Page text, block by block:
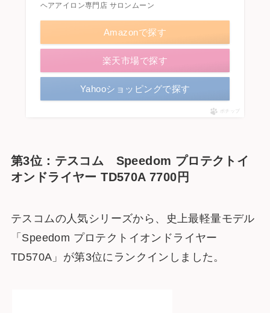
ヘアアイロン専門店 サロンムーン
Amazonで探す
楽天市場で探す
Yahooショッピングで探す
ポチップ
第3位：テスコム Speedom プロテクトイ
オンドライヤー TD570A 7700円
テスコムの人気シリーズから、史上最軽量モデル
「Speedom プロテクトイオンドライヤー
TD570A」が第3位にランクインしました。